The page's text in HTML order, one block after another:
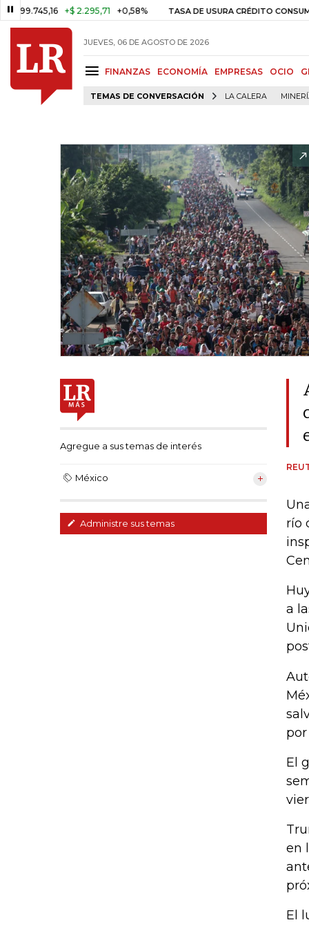
+$ 2.295,71 +0,58% TASA DE USURA CRÉDITO CONSUMO
JUEVES, 06 DE AGOSTO DE 2026
FINANZAS ECONOMÍA EMPRESAS OCIO
TEMAS DE CONVERSACIÓN LA CALERA
Agregue a sus temas de interés
México
Administre sus temas
río
a
El
en
El